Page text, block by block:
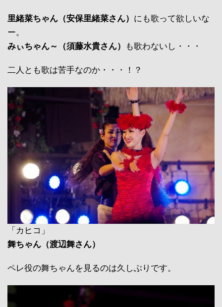
里緒菜ちゃん（安保里緒菜さん） にも歌って欲しいな
ー。
みぃちゃん～（須藤水貴さん）
も歌わないし・・・
二人とも歌は苦手なのか・・・！？
「カヒコ」
舞ちゃん（渡辺舞さん）
ペレ役の舞ちゃんを見るのは久しぶりです。